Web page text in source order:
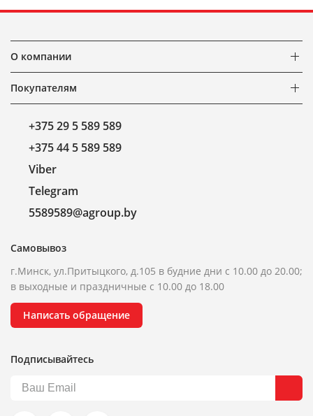
О компании
Покупателям
+375 29 5 589 589
+375 44 5 589 589
Viber
Telegram
5589589@agroup.by
Самовывоз
г.Минск, ул.Притыцкого, д.105 в будние дни с 10.00 до 20.00;
в выходные и праздничные с 10.00 до 18.00
Написать обращение
Подписывайтесь